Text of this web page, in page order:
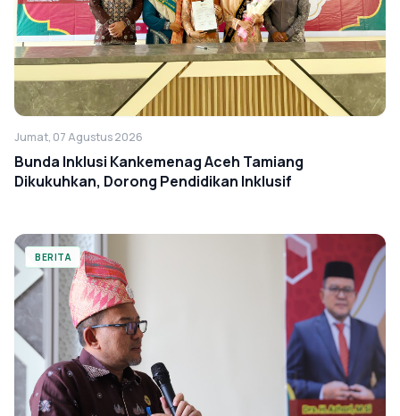
Jumat, 07 Agustus 2026
Bunda Inklusi Kankemenag Aceh Tamiang
Dikukuhkan, Dorong Pendidikan Inklusif
BERITA